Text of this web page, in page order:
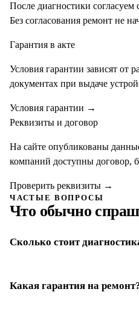
После диагностики согласуем
Без согласования ремонт не
Гарантия в акте
Условия гарантии зависят от
документах при выдаче
Условия гарантии →
Реквизиты и договор
На сайте опубликованы
компаний доступны договор,
Проверить реквизиты →
ЧАСТЫЕ ВОПРОСЫ
Что обычно
Сколько стоит
Какая гарантия на